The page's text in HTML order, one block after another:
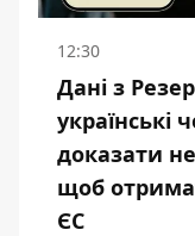
12:30
Дані з
українські
доказати
щоб
ЄС